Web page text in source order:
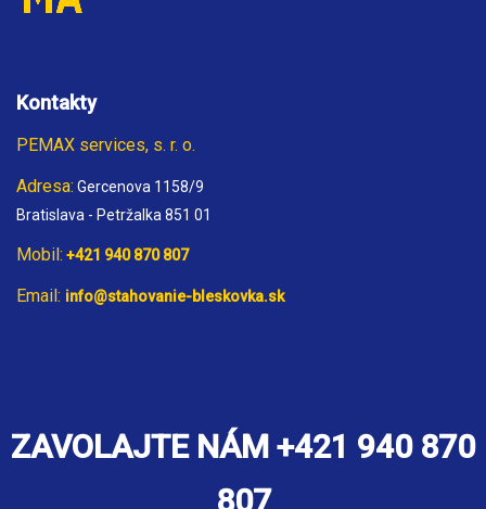
Kontakty
PEMAX services, s. r. o.
Adresa: Gercenova 1158/9
Bratislava - Petržalka 851 01
Mobil: +421 940 870 807
Email: info@stahovanie-bleskovka.sk
ZAVOLAJTE NÁM +421 940 870
807